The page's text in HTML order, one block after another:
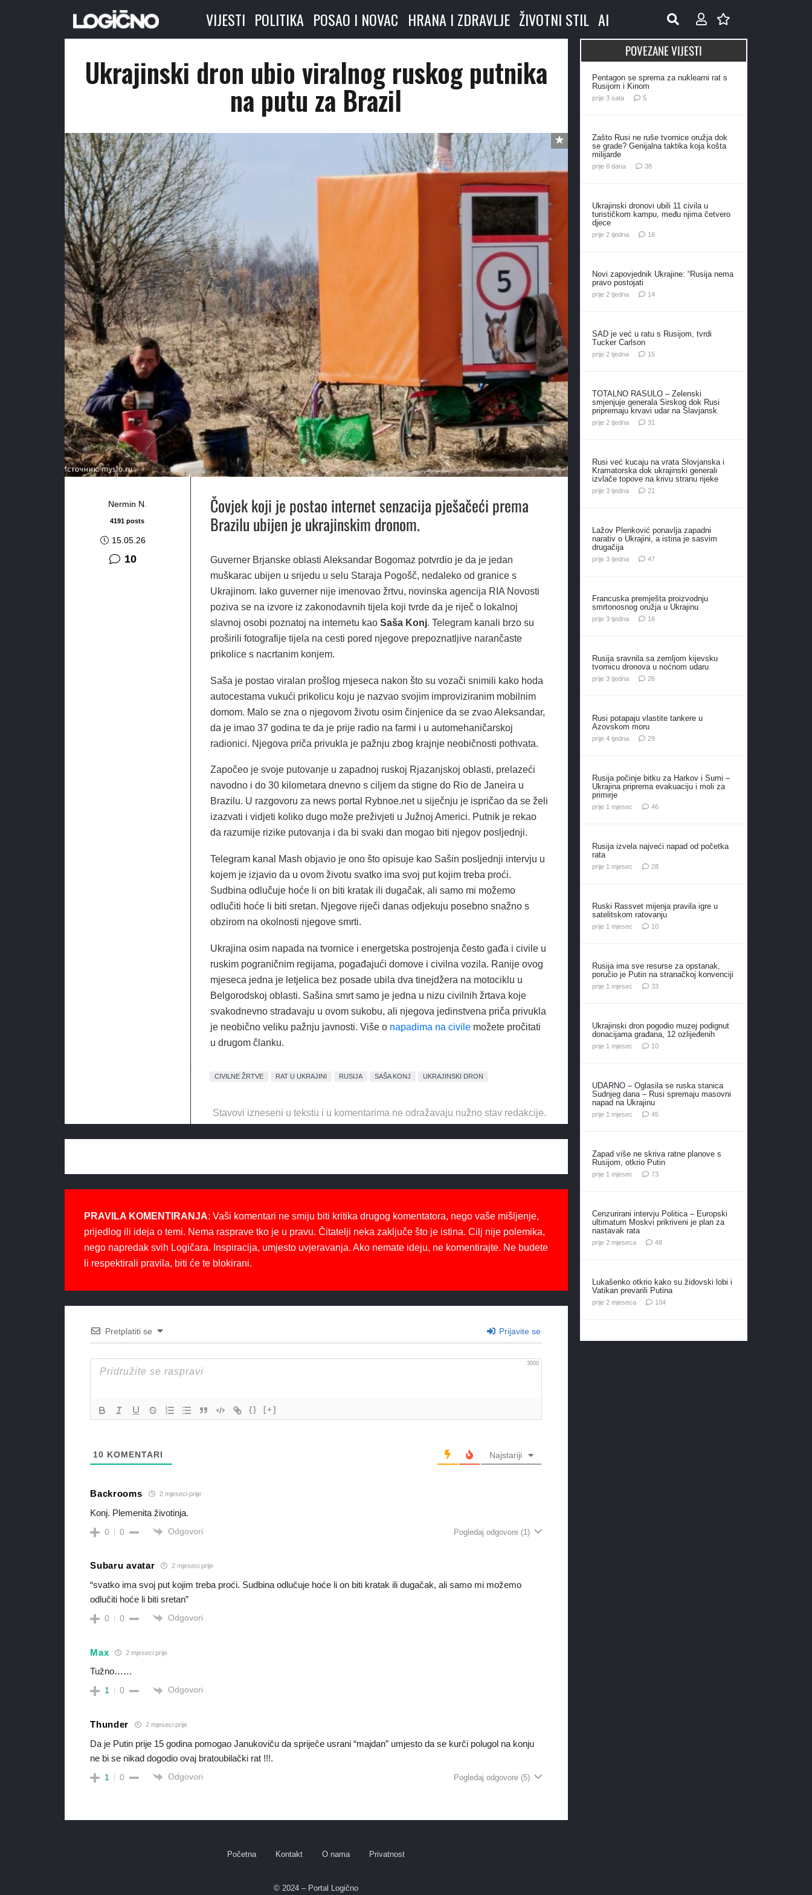
VIJESTI POLITIKA POSAO I NOVAC HRANA I ZDRAVLJE ŽIVOTNI STIL AI
Ukrajinski dron ubio viralnog ruskog putnika
na putu za Brazil
Nermin N.
4191 posts
15.05.26
10komentara
Čovjek koji je postao internet senzacija pješačeći prema
Brazilu ubijen je ukrajinskim dronom.
Guverner Brjanske oblasti Aleksandar Bogomaz potvrdio je da je jedan
muškarac ubijen u srijedu u selu Staraja Pogošč, nedaleko od granice s
Ukrajinom. Iako guverner nije imenovao žrtvu, novinska agencija RIA Novosti
poziva se na izvore iz zakonodavnih tijela koji tvrde da je riječ o lokalnoj
slavnoj osobi poznatoj na internetu kao Saša Konj. Telegram kanali brzo su
proširili fotografije tijela na cesti pored njegove prepoznatljive narančaste
prikolice s nacrtanim konjem.
Saša je postao viralan prošlog mjeseca nakon što su vozači snimili kako hoda
autocestama vukući prikolicu koju je nazvao svojim improviziranim mobilnim
domom. Malo se zna o njegovom životu osim činjenice da se zvao Aleksandar,
da je imao 37 godina te da je prije radio na farmi i u automehaničarskoj
radionici. Njegova priča privukla je pažnju zbog krajnje neobičnosti pothvata.
Započeo je svoje putovanje u zapadnoj ruskoj Rjazanjskoj oblasti, prelazeći
navodno i do 30 kilometara dnevno s ciljem da stigne do Rio de Janeira u
Brazilu. U razgovoru za news portal Rybnoe.net u siječnju je ispričao da se želi
izazvati i vidjeti koliko dugo može preživjeti u Južnoj Americi. Putnik je rekao
da razumije rizike putovanja i da bi svaki dan mogao biti njegov posljednji.
Telegram kanal Mash objavio je ono što opisuje kao Sašin posljednji intervju u
kojem je izjavio da u ovom životu svatko ima svoj put kojim treba proći.
Sudbina odlučuje hoće li on biti kratak ili dugačak, ali samo mi možemo
odlučiti hoće li biti sretan. Njegove riječi danas odjekuju posebno snažno s
obzirom na okolnosti njegove smrti.
Ukrajina osim napada na tvornice i energetska postrojenja često gađa i civile u
ruskim pograničnim regijama, pogađajući domove i civilna vozila. Ranije ovog
mjeseca jedna je letjelica bez posade ubila dva tinejdžera na motociklu u
Belgorodskoj oblasti. Sašina smrt samo je jedna u nizu civilnih žrtava koje
svakodnevno stradavaju u ovom sukobu, ali njegova jedinstvena priča privukla
je neobično veliku pažnju javnosti. Više o napadima na civilemožete pročitati
u drugom članku.
CIVILNE ŽRTVE RAT U UKRAJINI RUSIJA SAŠA KONJ UKRAJINSKI DRON
Stavovi izneseni u tekstu i u komentarima ne odražavaju nužno stav redakcije.
PRAVILA KOMENTIRANJA: Vaši komentari ne smiju biti kritika drugog komentatora, nego vaše mišljenje,
prijedlog ili ideja o temi. Nema rasprave tko je u pravu. Čitatelji neka zaključe što je istina. Cilj nije polemika,
nego napredak svih Logičara. Inspiracija, umjesto uvjeravanja. Ako nemate ideju, ne komentirajte. Ne budete
li respektirali pravila, biti će te blokirani.
Pretplatiti se Prijavite se
3000
{} [+]
10 KOMENTARI Najstariji
Backrooms 2 mjeseci prije
Konj. Plemenita životinja.
0 0 Odgovori Pogledaj odgovore (1)
Subaru avatar 2 mjeseci prije
“svatko ima svoj put kojim treba proći. Sudbina odlučuje hoće li on biti kratak ili dugačak, ali samo mi možemo
odlučiti hoće li biti sretan”
0 0 Odgovori
Max 2 mjeseci prije
Tužno……
1 0 Odgovori
Thunder 2 mjeseci prije
Da je Putin prije 15 godina pomogao Janukoviču da spriječe usrani “majdan” umjesto da se kurči polugol na konju
ne bi se nikad dogodio ovaj bratoubilački rat !!!.
1 0 Odgovori Pogledaj odgovore (5)
Početna Kontakt O nama Privatnost
© 2024 – Portal Logično
POVEZANE VIJESTI
Pentagon se sprema za nuklearni rat s
Rusijom i Kinom
prije 3 sata 5komentara
Zašto Rusi ne ruše tvornice oružja dok
se grade? Genijalna taktika koja košta
milijarde
prije 6 dana 38komentara
Ukrajinski dronovi ubili 11 civila u
turističkom kampu, među njima četvero
djece
prije 2 tjedna 16komentara
Novi zapovjednik Ukrajine: “Rusija nema
pravo postojati
prije 2 tjedna 14komentara
SAD je već u ratu s Rusijom, tvrdi
Tucker Carlson
prije 2 tjedna 15komentara
TOTALNO RASULO – Zelenski
smjenjuje generala Sirskog dok Rusi
pripremaju krvavi udar na Slavjansk
prije 2 tjedna 31
Rusi već kucaju na vrata Slovjanska i
Kramatorska dok ukrajinski generali
izvlače topove na krivu stranu rijeke
prije 3 tjedna 21
Lažov Plenković ponavlja zapadni
narativ o Ukrajini, a istina je sasvim
drugačija
prije 3 tjedna 47komentara
Francuska premješta proizvodnju
smrtonosnog oružja u Ukrajinu
prije 3 tjedna 16komentara
Rusija sravnila sa zemljom kijevsku
tvornicu dronova u noćnom udaru
prije 3 tjedna 26komentara
Rusi potapaju vlastite tankere u
Azovskom moru
prije 4 tjedna 29komentara
Rusija počinje bitku za Harkov i Sumi –
Ukrajina priprema evakuaciju i moli za
primirje
prije 1 mjesec 46komentara
Rusija izvela najveći napad od početka
rata
prije 1 mjesec 28komentara
Ruski Rassvet mijenja pravila igre u
satelitskom ratovanju
prije 1 mjesec 10komentara
Rusija ima sve resurse za opstanak,
poručio je Putin na stranačkoj konvenciji
prije 1 mjesec 33komentara
Ukrajinski dron pogodio muzej podignut
donacijama građana, 12 ozlijeđenih
prije 1 mjesec 10komentara
UDARNO – Oglasila se ruska stanica
Sudnjeg dana – Rusi spremaju masovni
napad na Ukrajinu
prije 1 mjesec 45komentara
Zapad više ne skriva ratne planove s
Rusijom, otkrio Putin
prije 1 mjesec 73komentara
Cenzurirani intervju Politica – Europski
ultimatum Moskvi prikriveni je plan za
nastavak rata
prije 2 mjeseca 48komentara
Lukašenko otkrio kako su židovski lobi i
Vatikan prevarili Putina
prije 2 mjeseca 104komentara